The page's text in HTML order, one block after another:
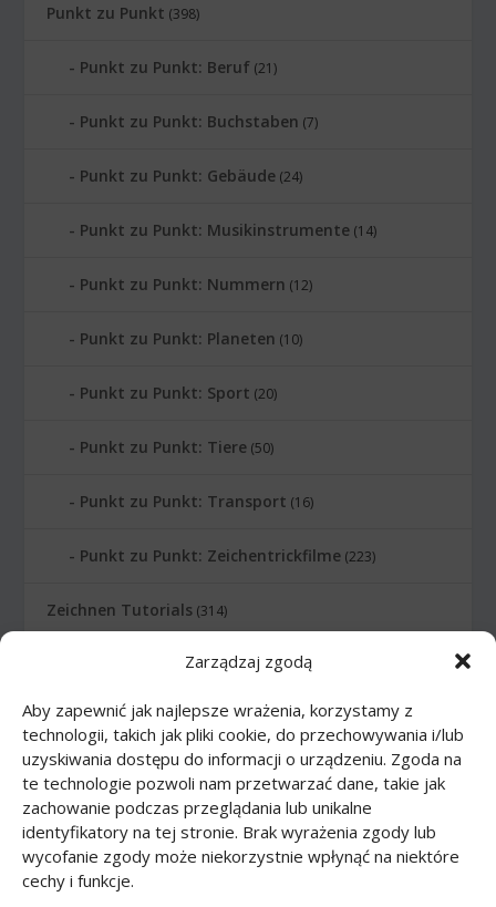
Zarządzaj zgodą
Aby zapewnić jak najlepsze wrażenia, korzystamy z
technologii, takich jak pliki cookie, do przechowywania i/lub
uzyskiwania dostępu do informacji o urządzeniu. Zgoda na
te technologie pozwoli nam przetwarzać dane, takie jak
zachowanie podczas przeglądania lub unikalne
identyfikatory na tej stronie. Brak wyrażenia zgody lub
wycofanie zgody może niekorzystnie wpłynąć na niektóre
cechy i funkcje.
Punkt zu Punkt (398)
Punkt zu Punkt: Beruf (21)
Punkt zu Punkt: Buchstaben (7)
Punkt zu Punkt: Gebäude (24)
Punkt zu Punkt: Musikinstrumente (14)
Punkt zu Punkt: Nummern (12)
Punkt zu Punkt: Planeten (10)
Punkt zu Punkt: Sport (20)
Punkt zu Punkt: Tiere (50)
Punkt zu Punkt: Transport (16)
Punkt zu Punkt: Zeichentrickfilme (223)
Zeichnen Tutorials (314)
Zeichnen Tutorials: Comics(46)
Zeichnen Tutorials: Körper(27)
Zeichnen Tutorials: Lebensmittel (10)
Zeichnen Tutorials: Tiere(83)
Zeichnen Tutorials: Transport